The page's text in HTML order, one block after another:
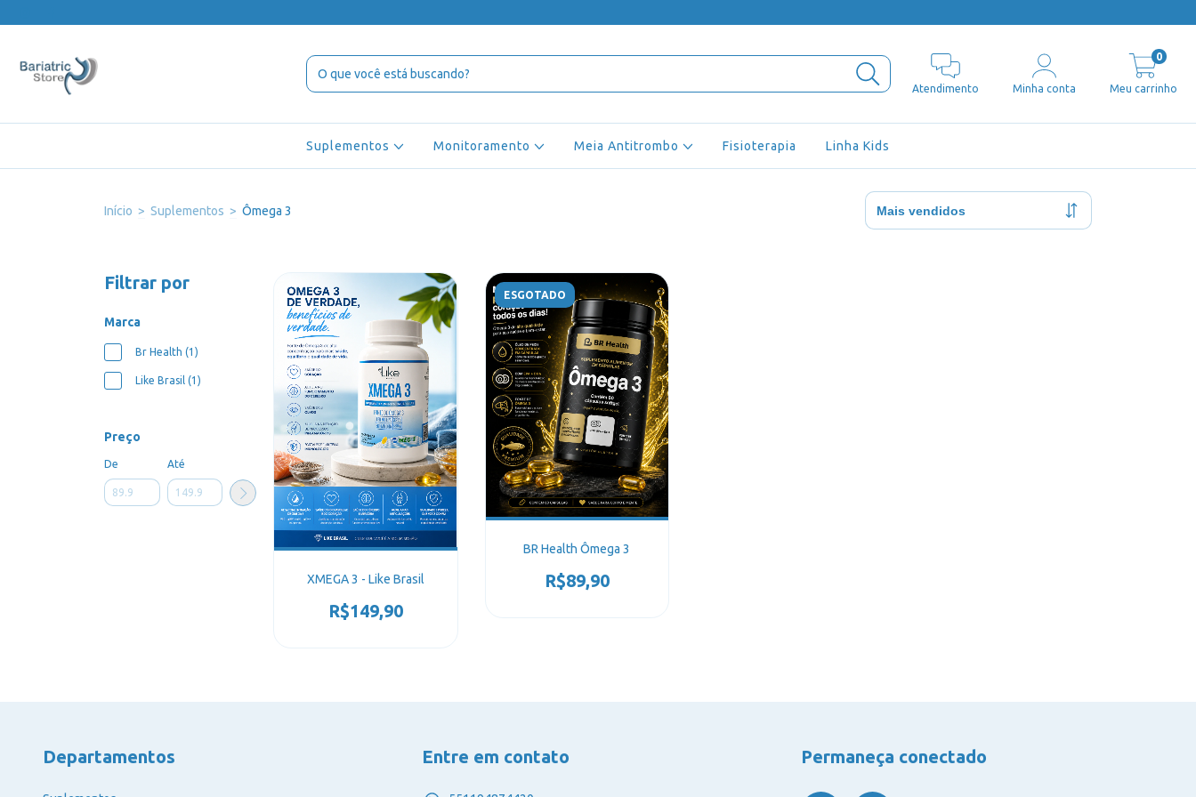
Atendimento Minha conta Meu carrinho
0
Suplementos Monitoramento Meia Antitrombo Fisioterapia Linha Kids
Início > Suplementos > Ômega 3
Filtrar por
Marca
Br Health (1)
Like Brasil (1)
Preço
De Até
XMEGA 3 - Like Brasil
R$149,90
ESGOTADO
BR Health Ômega 3
R$89,90
Departamentos Entre em contato Permaneça conectado